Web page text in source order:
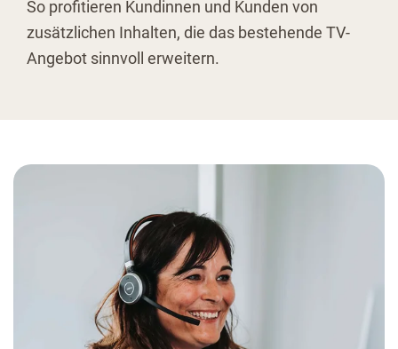
So profitieren Kundinnen und Kunden von
zusätzlichen Inhalten, die das bestehende TV-
Angebot sinnvoll erweitern.